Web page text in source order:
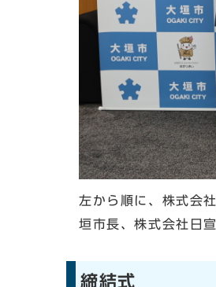
左から順に、株式
垣市長、株式会社
締結式